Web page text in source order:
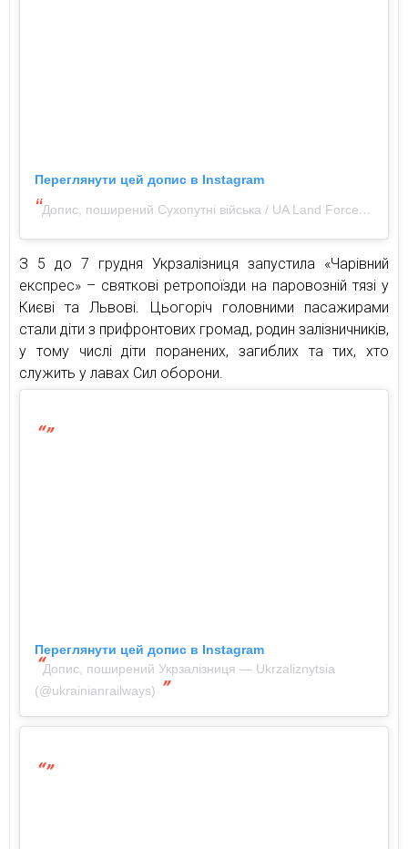
Переглянути цей допис в Instagram
Допис, поширений Сухопутні війська / UA Land Forces🇺🇦 (@ukrainianlandforces)
З 5 до 7 грудня Укрзалізниця запустила «Чарівний
експрес» – святкові ретропоїзди на паровозній тязі у
Києві та Львові. Цьогоріч головними пасажирами
стали діти з прифронтових громад, родин залізничників,
у тому числі діти поранених, загиблих та тих, хто
служить у лавах Сил оборони.
Переглянути цей допис в Instagram
Допис, поширений Укрзалізниця — Ukrzaliznytsia
(@ukrainianrailways)